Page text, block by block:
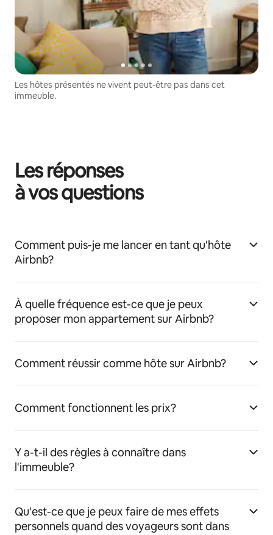
Les hôtes présentés ne vivent peut-être pas dans cet
immeuble.
Les réponses
à vos questions
Comment puis-je me lancer en tant qu'hôte
Airbnb?
À quelle fréquence est-ce que je peux
proposer mon appartement sur Airbnb?
Comment réussir comme hôte sur Airbnb?
Comment fonctionnent les prix?
Y a-t-il des règles à connaître dans
l'immeuble?
Qu'est-ce que je peux faire de mes effets
personnels quand des voyageurs sont dans